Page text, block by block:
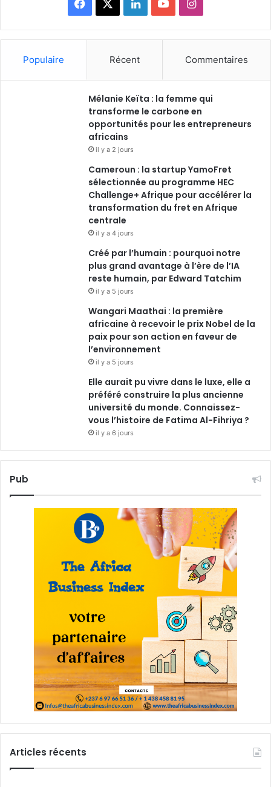
Facebook LinkedinYouTubeInstagram
Populaire Récent Commentaires
Mélanie Keïta : la femme qui
transforme le carbone en
opportunités pour les entrepreneurs
africains
il y a 2 jours
Cameroun : la startup YamoFret
sélectionnée au programme HEC
Challenge+ Afrique pour accélérer la
transformation du fret en Afrique
centrale
il y a 4 jours
Créé par l’humain : pourquoi notre
plus grand avantage à l’ère de l’IA
reste humain, par Edward Tatchim
il y a 5 jours
Wangari Maathai : la première
africaine à recevoir le prix Nobel de la
paix pour son action en faveur de
l’environnement
il y a 5 jours
Elle aurait pu vivre dans le luxe, elle a
préféré construire la plus ancienne
université du monde. Connaissez-
vous l’histoire de Fatima Al-Fihriya ?
il y a 6 jours
Pub
Articles récents